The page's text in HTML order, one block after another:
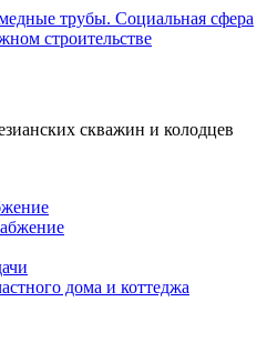
трубы. Социальная сфера
строительстве
скважин и колодцев
дома и коттеджа